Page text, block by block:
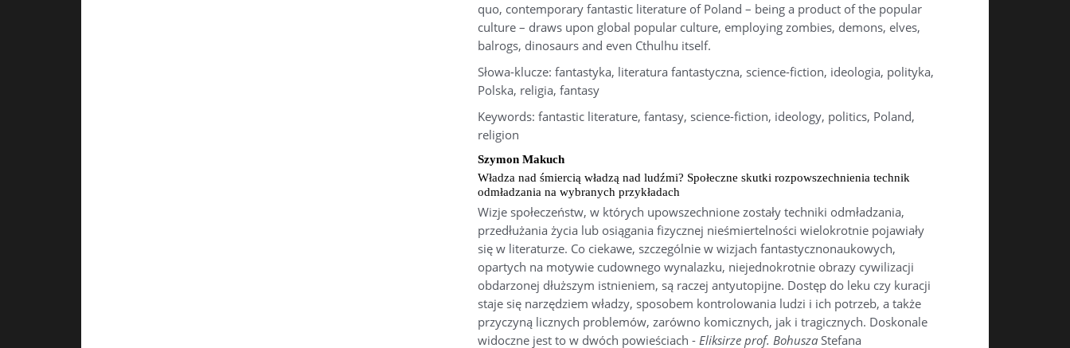
quo, contemporary fantastic literature of Poland – being a product of the popular
culture – draws upon global popular culture, employing zombies, demons, elves,
balrogs, dinosaurs and even Cthulhu itself.
Słowa-klucze: fantastyka, literatura fantastyczna, science-fiction, ideologia, polityka,
Polska, religia, fantasy
Keywords: fantastic literature, fantasy, science-fiction, ideology, politics, Poland,
religion
Szymon Makuch
Władza nad śmiercią władzą nad ludźmi? Społeczne skutki rozpowszechnienia technik
odmładzania na wybranych przykładach
Wizje społeczeństw, w których upowszechnione zostały techniki odmładzania,
przedłużania życia lub osiągania fizycznej nieśmiertelności wielokrotnie pojawiały
się w literaturze. Co ciekawe, szczególnie w wizjach fantastycznonaukowych,
opartych na motywie cudownego wynalazku, niejednokrotnie obrazy cywilizacji
obdarzonej dłuższym istnieniem, są raczej antyutopijne. Dostęp do leku czy kuracji
staje się narzędziem władzy, sposobem kontrolowania ludzi i ich potrzeb, a także
przyczyną licznych problemów, zarówno komicznych, jak i tragicznych. Doskonale
widoczne jest to w dwóch powieściach - Eliksirze prof. BohuszaStefana